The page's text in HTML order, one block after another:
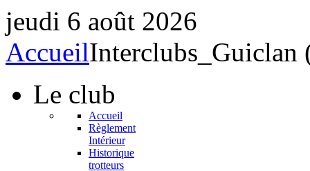
jeudi 6 août 2026
AccueilInterclubs_Guiclan
Le club
Accueil
Règlement
Intérieur
Historique
trotteurs